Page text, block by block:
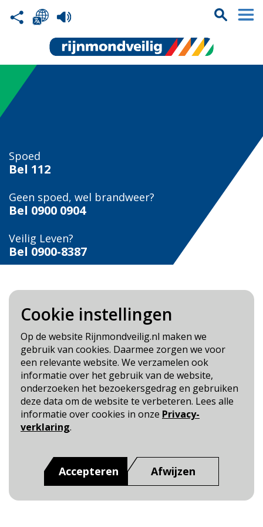
Cookie instellingen
Op de website Rijnmondveilig.nl maken we
gebruik van cookies. Daarmee zorgen we voor
een relevante website. We verzamelen ook
informatie over het gebruik van de website,
onderzoeken het bezoekersgedrag en gebruiken
deze data om de website te verbeteren. Lees alle
informatie over cookies in onze Privacy-
verklaring.
Accepteren Afwijzen
Spoed
Bel 112
Geen spoed, wel brandweer?
Bel 0900 0904
Veilig Leven?
Bel 0900-8387
Blijf op de hoogte
Cookie- en Privacybeleid
Toegankelijkheid
Dit is een website van:Veiligheidsregio Rotterdam-
Rijnmond